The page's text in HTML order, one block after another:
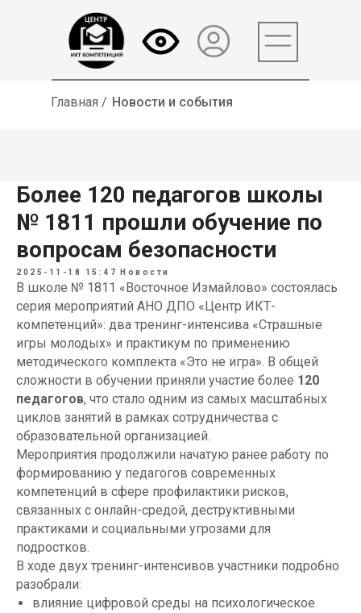
Главная / Новости и события
Более 120 педагогов школы
№ 1811 прошли обучение по
вопросам безопасности
2025-11-18 15:47 Новости
В школе № 1811 «Восточное Измайлово» состоялась
серия мероприятий АНО ДПО «Центр ИКТ-
компетенций»: два тренинг-интенсива «Страшные
игры молодых» и практикум по применению
методического комплекта «Это не игра». В общей
сложности в обучении приняли участие более 120
педагогов, что стало одним из самых масштабных
циклов занятий в рамках сотрудничества с
образовательной организацией.
Мероприятия продолжили начатую ранее работу по
формированию у педагогов современных
компетенций в сфере профилактики рисков,
связанных с онлайн-средой, деструктивными
практиками и социальными угрозами для
подростков.
В ходе двух тренинг-интенсивов участники подробно
разобрали:
влияние цифровой среды на психологическое